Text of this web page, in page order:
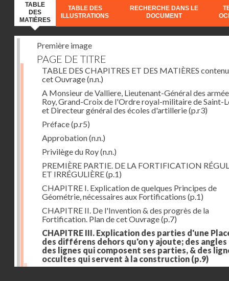
TABLE
DES
MATIÈRES
TABLE DES
ILLUSTRATIONS
RECHERCHE DANS LE
DOCUMENT
Première image
PAGE DE TITRE
TABLE DES CHAPITRES ET DES MATIÈRES
cet Ouvrage(n.n.)
A Monsieur de Valliere, Lieutenant-Général des
Roy, Grand-Croix de l'Ordre royal-militaire de Saint-
et Directeur général des écoles d'artillerie(p.r3)
Préface(p.r5)
Approbation(n.n.)
Privilège du Roy(n.n.)
PREMIÈRE PARTIE. DE LA FORTIFICATION
ET IRRÉGULIÈRE(p.1)
CHAPITRE I. Explication de quelques Principes de
Géométrie, nécessaires aux Fortifications (p.1)
CHAPITRE II. De l'Invention & des progrès de la
Fortification. Plan de cet Ouvrage(p.7)
CHAPITRE III. Explication des parties d'une
des différens dehors qu'on y ajoute; des angles
des lignes qui composent ses parties, & des
occultes qui servent à la construction (p.9)
Des lignes & des angles qui composent les parties